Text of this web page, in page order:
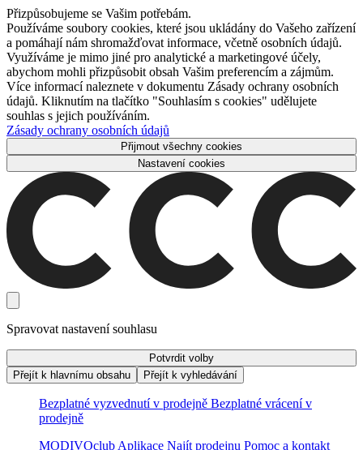
Přizpůsobujeme se Vašim potřebám.
Používáme soubory cookies, které jsou ukládány do Vašeho zařízení
a pomáhají nám shromažďovat informace, včetně osobních údajů.
Využíváme je mimo jiné pro analytické a marketingové účely,
abychom mohli přizpůsobit obsah Vašim preferencím a zájmům.
Více informací naleznete v dokumentu Zásady ochrany osobních
údajů. Kliknutím na tlačítko "Souhlasím s cookies" udělujete
souhlas s jejich používáním.
Zásady ochrany osobních údajů
Přijmout všechny cookies
Nastavení cookies
Spravovat nastavení souhlasu
Potvrdit volby
Přejít k hlavnímu obsahu
Přejít k vyhledávání
Bezplatné vyzvednutí v prodejně Bezplatné vrácení v
prodejně
MODIVOclub Aplikace Najít prodejnu Pomoc a kontakt